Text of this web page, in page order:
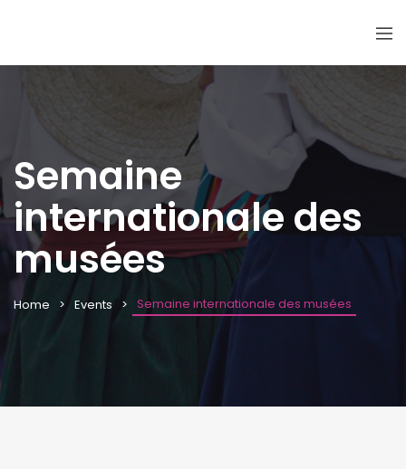
Semaine
internationale des
musées
Home Events Semaine internationale des musées